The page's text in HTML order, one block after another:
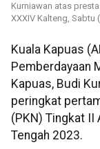
Kurniawan atas
XXXIV Kalteng, Sabtu
Kuala Kapuas
Pemberdayaan
Kapuas, Budi
peringkat
(PKN) Tingkat II
Tengah 2023.